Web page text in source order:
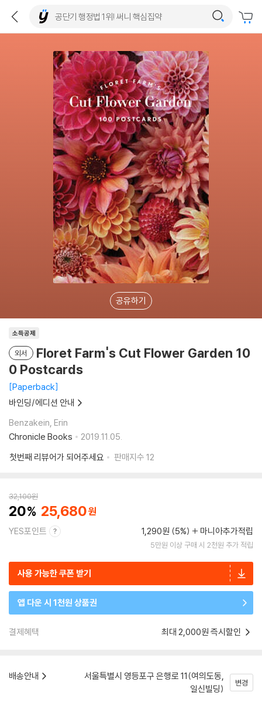
공유하기
소득공제
외서
Floret Farm's Cut Flower Garden 10
0 Postcards
Paperback
바인딩/에디션 안내
Benzakein, Erin
Chronicle Books
2019.11.05.
첫번째 리뷰어가 되어주세요
판매지수 12
32,100원
20 25,680
YES포인트 1,290원 (5%) 마니아추가적립
5만원 이상 구매 시 2천원 추가 적립
사용 가능한 쿠폰 받기
앱 다운 시 1천원 상품권
결제혜택 최대 2,000원 즉시할인
배송안내
서울특별시 영등포구 은행로 11(여의도동,
일신빌딩)
변경